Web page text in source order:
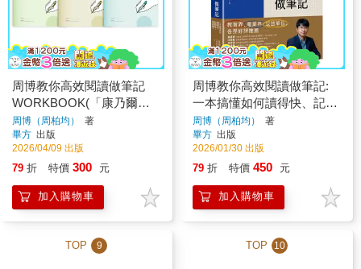
周博教你高效閱讀做筆記
WORKBOOK(「康乃爾高
效執行筆記」「紅綠燈錯題
修正筆記」「WEF體驗式筆
記」全3冊，不分售)
周博（周柏均）
著
畢方 出版
2026/04/09 出版
79 折 特價 300 元
加入購物車
周博教你高效閱讀做筆記:
一本搞懂如何讀得快、記得
牢、寫得順！
周博（周柏均）
著
畢方 出版
2026/01/30 出版
79 折 特價 450 元
加入購物車
TOP 9 TOP 10